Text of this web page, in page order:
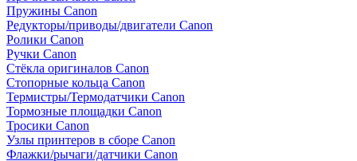
Пружины Canon
Редукторы/приводы/двигатели Canon
Ролики Canon
Ручки Canon
Стёкла оригиналов Canon
Стопорные кольца Canon
Термистры/Термодатчики Canon
Тормозные площадки Canon
Тросики Canon
Узлы принтеров в сборе Canon
Флажки/рычаги/датчики Canon